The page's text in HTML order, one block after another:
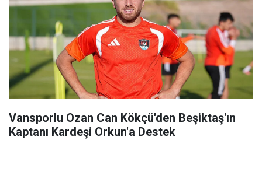
Vansporlu Ozan Can Kökçü'den Beşiktaş'ın
Kaptanı Kardeşi Orkun'a Destek